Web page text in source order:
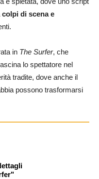
colpi di scena e
in The Surfer, che
lo spettatore nel
tradite, dove anche il
possono trasformarsi